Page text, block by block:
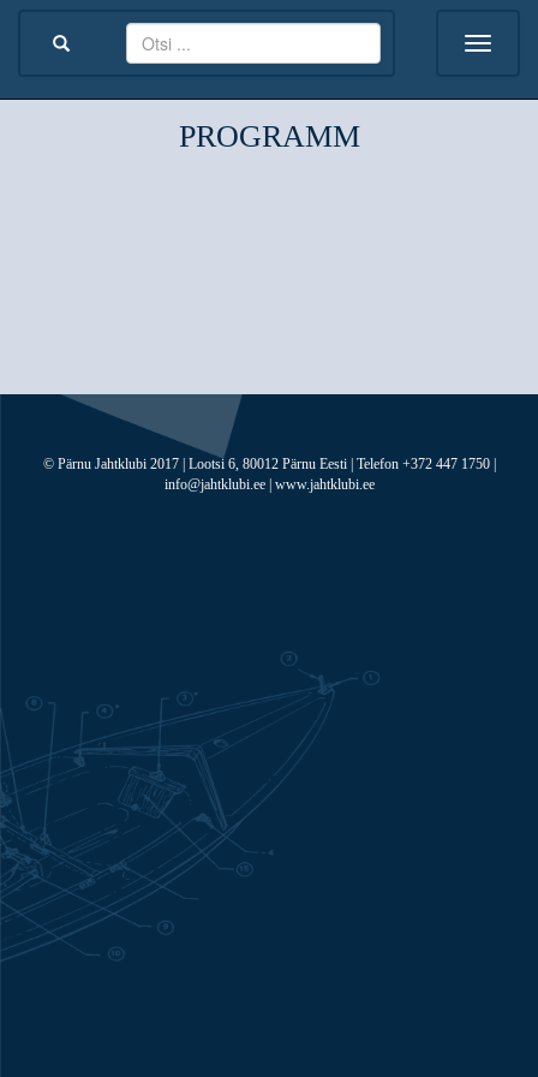
PROGRAMM
© Pärnu Jahtklubi 2017 | Lootsi 6, 80012 Pärnu Eesti | Telefon +372 447 1750 |
info@jahtklubi.ee | www.jahtklubi.ee